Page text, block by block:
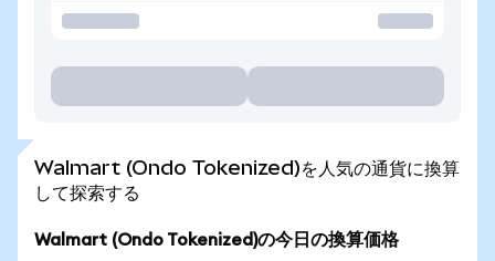
Walmart (Ondo Tokenized)を人気の通貨に換算
して探索する
Walmart (Ondo Tokenized)の今日の換算価格